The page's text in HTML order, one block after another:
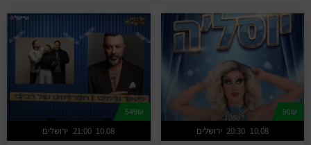
90₪
ירושלים 20:30 10.08
549₪
ירושלים 21:00 10.08